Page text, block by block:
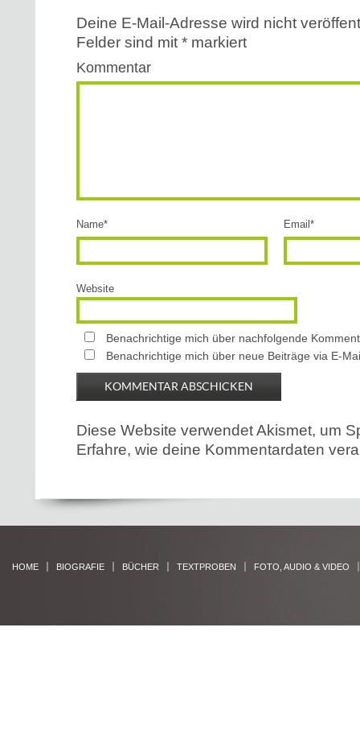
Deine E-Mail-Adresse wird nicht
Felder sind mit * markiert
Kommentar
Name* Email *
Website
Benachrichtige mich über nachfolgende
Benachrichtige mich über neue Beiträge via E-
Diese Website verwendet Akismet, um
Erfahre, wie deine Kommentardaten
HOME BIOGRAFIE BÜCHER TEXTPROBEN FOTO, AUDIO & VIDEO